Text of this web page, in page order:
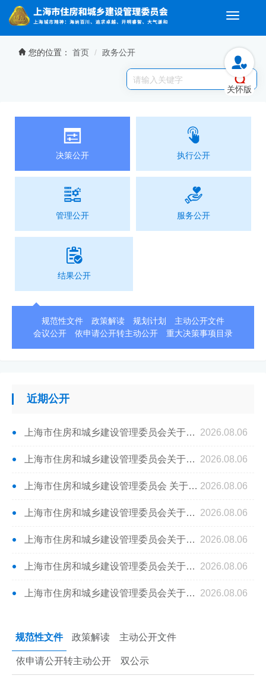
无障碍操作说明 跳转到网站导航区 跳转到主要内容区域
Toggle
您的位置： 首页 政务公开
决策公开 执行公开
管理公开 服务公开
结果公开
规范性文件 政策解读 规划计划
主动公开文件
会议公开
依申请公开转主动公开 重大决策事项目录
近期公开
上海市住房和城乡建设管理委员会关于征集2027年上海市工程建设规范和标准设计新编项目的通知 2026.08.06
上海市住房和城乡建设管理委员会关于批准《桥梁结构监测系统技术标准》为上海市工程建设规范的通知 2026.08.06
上海市住房和城乡建设管理委员会 关于批准《城市轨道交通地下车站与周边连通工程设计标准》为上海市工程建设规范的通知 2026.08.06
上海市住房和城乡建设管理委员会关于批准《城市轨道交通无障碍设施建设技术标准》为上海市工程建设规范的通知 2026.08.06
上海市住房和城乡建设管理委员会关于批准《道路隧道结构健康监测技术标准》为上海市工程建设规范的通知 2026.08.06
上海市住房和城乡建设管理委员会关于批准发布《上海市人防工程养护维修估算指标（SHA7-42-2026）》的通知 2026.08.06
上海市住房和城乡建设管理委员会关于批准发布《上海市绿化市容工程养护维修估算指标 第二册 公益林（SHA2-42(02)-2026）》的通知 2026.08.06
规范性文件 政策解读 主动公开文件
依申请公开转主动公开 双公示
关怀版